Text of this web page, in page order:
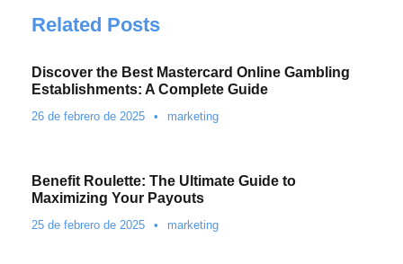
Related Posts
Discover the Best Mastercard Online Gambling
Establishments: A Complete Guide
26 de febrero de 2025 • marketing
Benefit Roulette: The Ultimate Guide to
Maximizing Your Payouts
25 de febrero de 2025 • marketing